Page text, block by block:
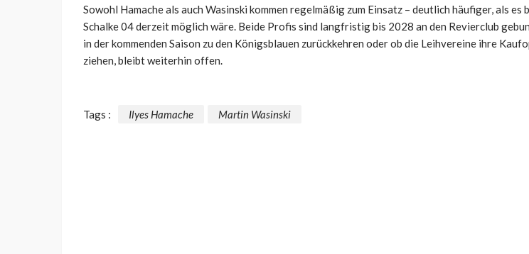
Sowohl Hamache als auch Wasinski kommen regelmäßig zum Einsatz – deutlich häufiger, als es
Schalke 04 derzeit möglich wäre. Beide Profis sind langfristig bis 2028 an den Revierclub
in der kommenden Saison zu den Königsblauen zurückkehren oder ob die Leihvereine ihre
ziehen, bleibt weiterhin offen.
Tags : Ilyes Hamache Martin Wasinski